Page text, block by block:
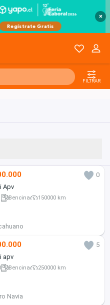
×
FILTRAR
0
Apv
Bencina 150000 km
5
apv
Bencina 250000 km
Navia